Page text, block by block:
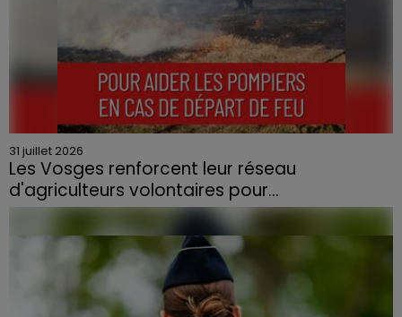
31 juillet 2026
Les Vosges renforcent leur réseau
d'agriculteurs volontaires pour...
Face à la sécheresse et aux risques de départs de feu,
la Chambre d'agriculture des Vosges a lancé un appel
aux agriculteurs volontaires pour venir en aide...